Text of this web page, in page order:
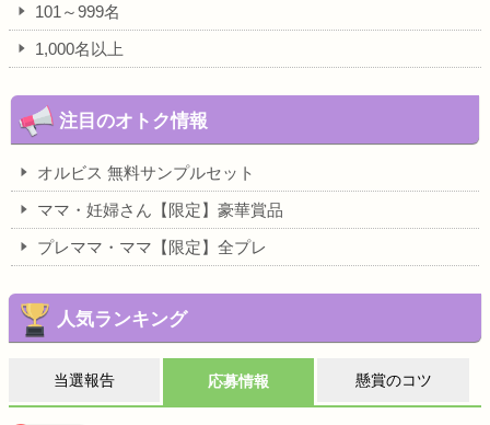
101～999名
1,000名以上
注目のオトク情報
オルビス 無料サンプルセット
ママ・妊婦さん【限定】豪華賞品
プレママ・ママ【限定】全プレ
人気ランキング
当選報告 応募情報 懸賞のコツ